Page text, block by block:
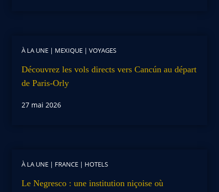
À LA UNE | MEXIQUE | VOYAGES
Découvrez les vols directs vers Cancún au départ
de Paris-Orly
27 mai 2026
À LA UNE | FRANCE | HOTELS
Le Negresco : une institution niçoise où